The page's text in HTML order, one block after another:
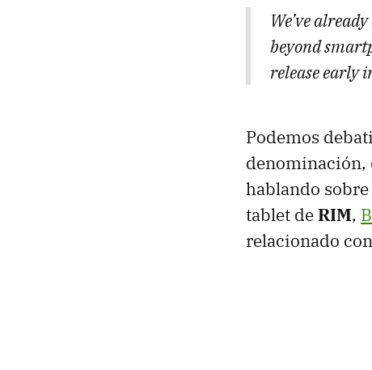
We’ve
beyond
release early
Podemos
denominación,
hablando
tablet deRIM,
relacionado